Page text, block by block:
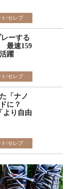
ト/セレブ
ーする
最速159
躍
ト/セレブ
「ナノ
ドに？
より自由
ト/セレブ